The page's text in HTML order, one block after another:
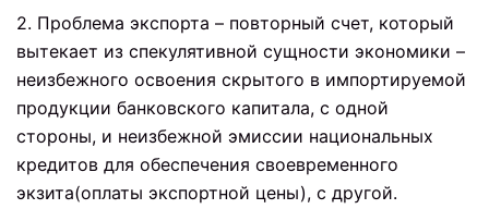
2. Проблема экспорта – повторный счет, который
вытекает из спекулятивной сущности экономики –
неизбежного освоения скрытого в импортируемой
продукции банковского капитала, с одной
стороны, и неизбежной эмиссии национальных
кредитов для обеспечения своевременного
экзита(оплаты экспортной цены), с другой.